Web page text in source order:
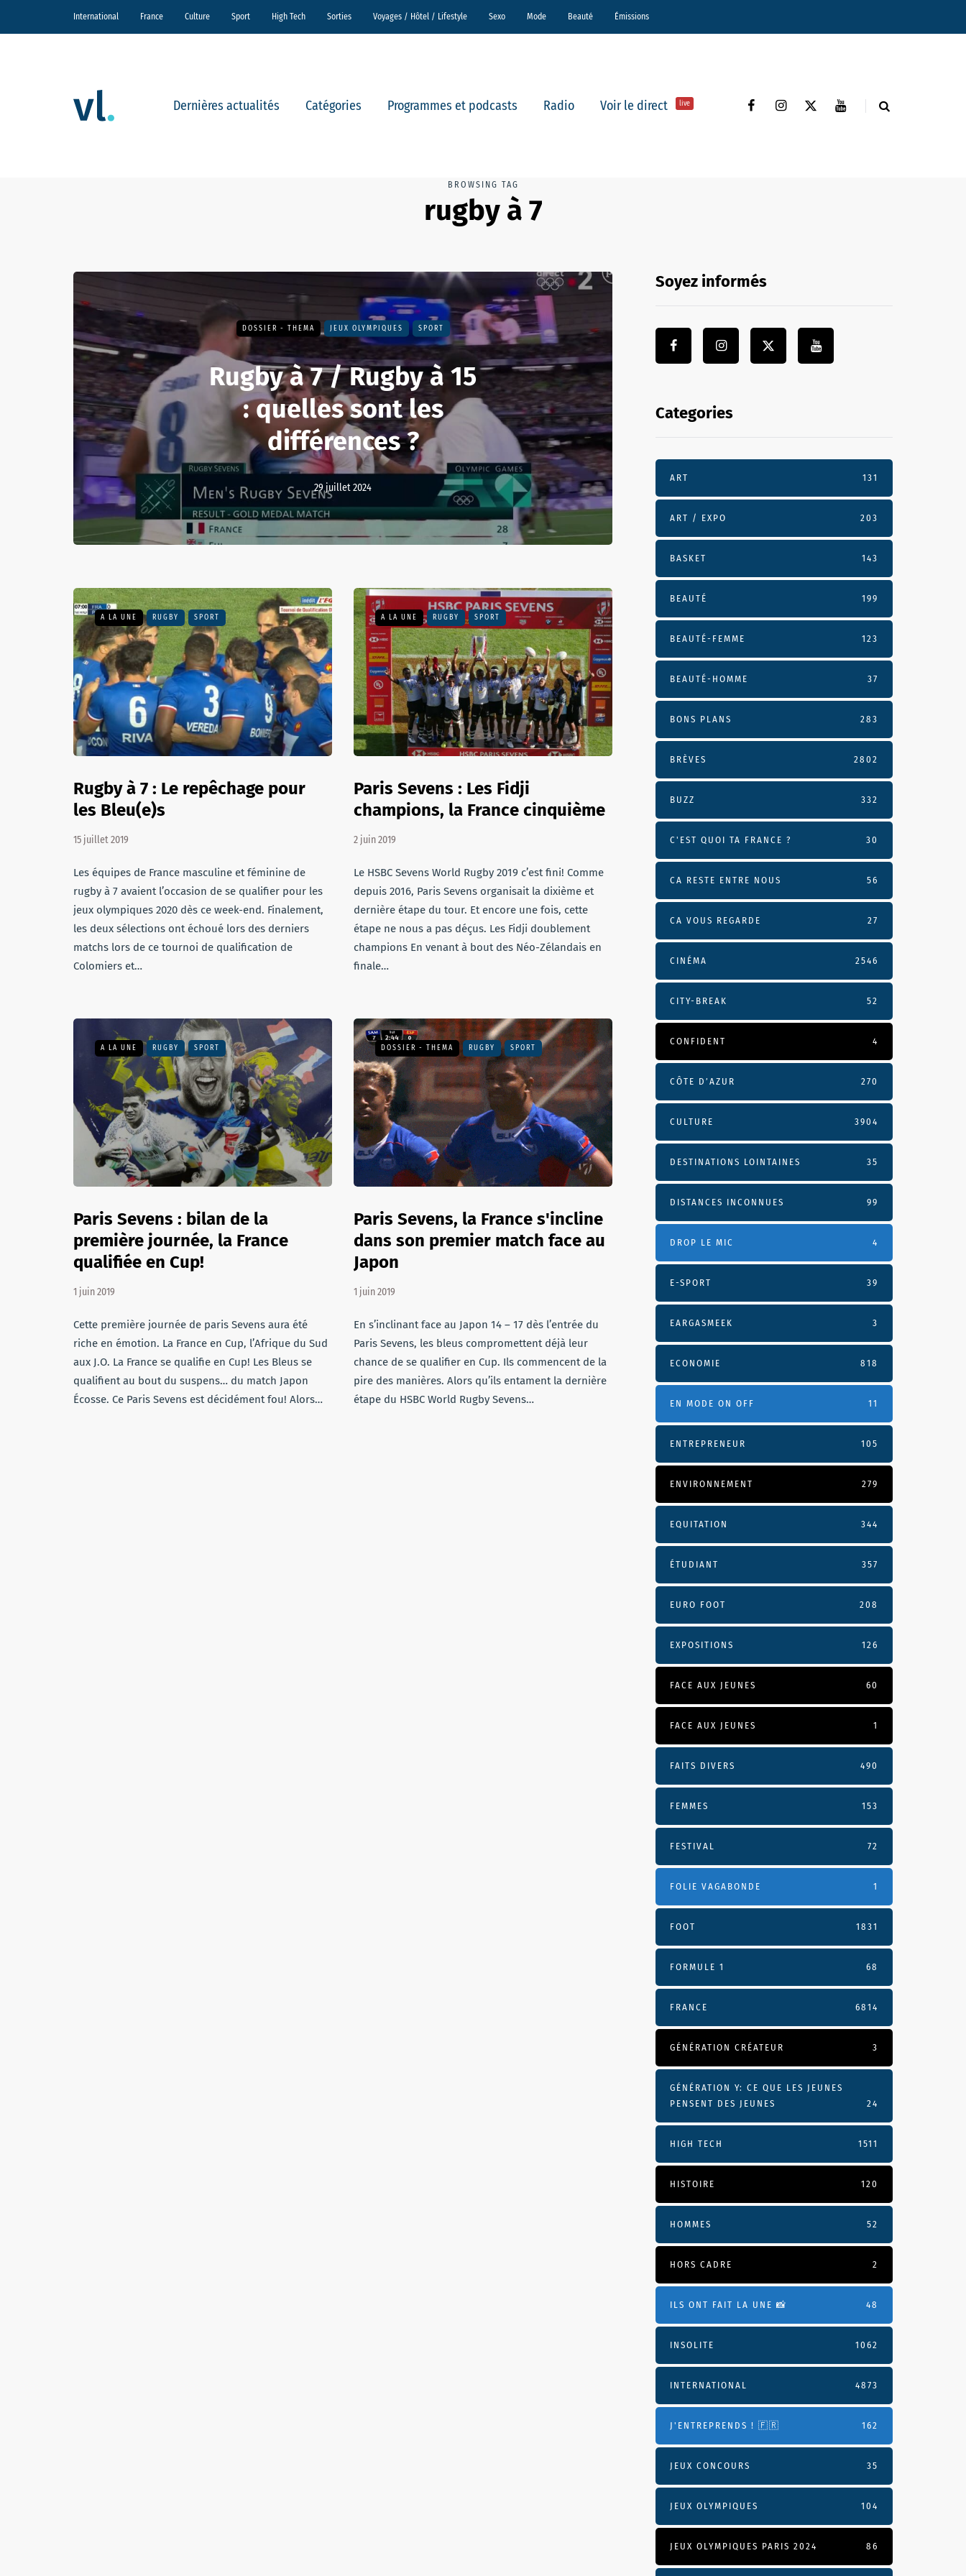
International France Culture Sport High Tech Sorties Voyages / Hôtel / Lifestyle Sexo Mode Beauté Émissions
Dernières actualités Catégories Programmes et podcasts Radio Voir le direct live
BROWSING TAG
rugby à 7
DOSSIER - THEMA JEUX OLYMPIQUES SPORT
Rugby à 7 / Rugby à 15
: quelles sont les
différences ?
29 juillet 2024
A LA UNE RUGBY SPORT
Rugby à 7 : Le repêchage pour
les Bleu(e)s
15 juillet 2019
Les équipes de France masculine et féminine de
rugby à 7 avaient l’occasion de se qualifier pour les
jeux olympiques 2020 dès ce week-end. Finalement,
les deux sélections ont échoué lors des derniers
matchs lors de ce tournoi de qualification de
Colomiers et…
A LA UNE RUGBY SPORT
Paris Sevens : Les Fidji
champions, la France cinquième
2 juin 2019
Le HSBC Sevens World Rugby 2019 c’est fini! Comme
depuis 2016, Paris Sevens organisait la dixième et
dernière étape du tour. Et encore une fois, cette
étape ne nous a pas déçus. Les Fidji doublement
champions En venant à bout des Néo-Zélandais en
finale…
A LA UNE RUGBY SPORT
Paris Sevens : bilan de la
première journée, la France
qualifiée en Cup!
1 juin 2019
Cette première journée de paris Sevens aura été
riche en émotion. La France en Cup, l’Afrique du Sud
aux J.O. La France se qualifie en Cup! Les Bleus se
qualifient au bout du suspens… du match Japon
Écosse. Ce Paris Sevens est décidément fou! Alors…
DOSSIER - THEMA RUGBY SPORT
Paris Sevens, la France s'incline
dans son premier match face au
Japon
1 juin 2019
En s’inclinant face au Japon 14 – 17 dès l’entrée du
Paris Sevens, les bleus compromettent déjà leur
chance de se qualifier en Cup. Ils commencent de la
pire des manières. Alors qu’ils entament la dernière
étape du HSBC World Rugby Sevens…
Soyez informés
Categories
ART 131
ART / EXPO 203
BASKET 143
BEAUTÉ 199
BEAUTÉ-FEMME 123
BEAUTÉ-HOMME 37
BONS PLANS 283
BRÈVES 2802
BUZZ 332
C'EST QUOI TA FRANCE ? 30
CA RESTE ENTRE NOUS 56
CA VOUS REGARDE 27
CINÉMA 2546
CITY-BREAK 52
CONFIDENT 4
CÔTE D’AZUR 270
CULTURE 3904
DESTINATIONS LOINTAINES 35
DISTANCES INCONNUES 99
DROP LE MIC 4
E-SPORT 39
EARGASMEEK 3
ECONOMIE 818
EN MODE ON OFF 11
ENTREPRENEUR 105
ENVIRONNEMENT 279
EQUITATION 344
ÉTUDIANT 357
EURO FOOT 208
EXPOSITIONS 126
FACE AUX JEUNES 60
FACE AUX JEUNES 1
FAITS DIVERS 490
FEMMES 153
FESTIVAL 72
FOLIE VAGABONDE 1
FOOT 1831
FORMULE 1 68
FRANCE 6814
GÉNÉRATION CRÉATEUR 3
GÉNÉRATION Y: CE QUE LES JEUNES
PENSENT DES JEUNES
24
HIGH TECH 1511
HISTOIRE 120
HOMMES 52
HORS CADRE 2
ILS ONT FAIT LA UNE 📸 48
INSOLITE 1062
INTERNATIONAL 4873
J'ENTREPRENDS ! 🇫🇷 162
JEUX CONCOURS 35
JEUX OLYMPIQUES 104
JEUX OLYMPIQUES PARIS 2024 86